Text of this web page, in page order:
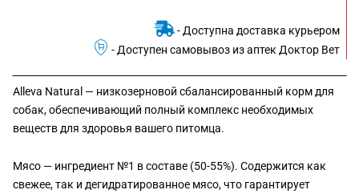
- Доступна доставка курьером
- Доступен самовывоз из аптек Доктор Вет
Alleva Natural — низкозерновой сбалансированный корм для
собак, обеспечивающий полный комплекс необходимых
веществ для здоровья вашего питомца.
Мясо — ингредиент №1 в составе (50-55%). Содержится как
свежее, так и дегидратированное мясо, что гарантирует